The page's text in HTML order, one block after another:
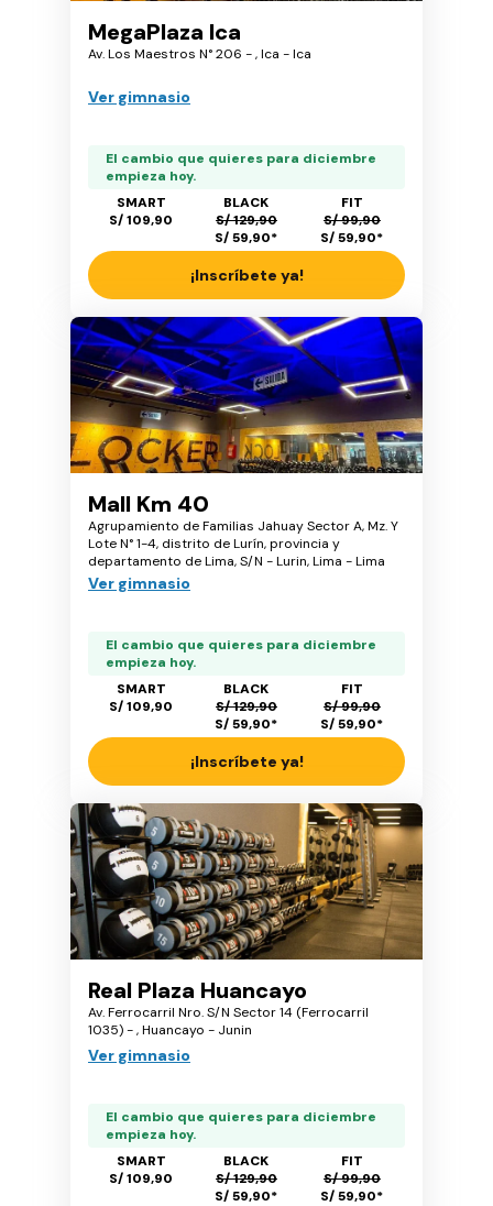
MegaPlaza Ica
Av. Los Maestros N° 206 - , Ica - Ica
Ver gimnasio
El cambio que quieres para diciembre
empieza hoy.
SMART
S/ 109,90
BLACK
S/ 129,90
S/ 59,90*
FIT
S/ 99,90
S/ 59,90*
¡Inscríbete ya!
Mall Km 40
Agrupamiento de Familias Jahuay Sector A, Mz. Y
Lote N° 1-4, distrito de Lurín, provincia y
departamento de Lima, S/N - Lurin, Lima - Lima
Ver gimnasio
El cambio que quieres para diciembre
empieza hoy.
SMART
S/ 109,90
BLACK
S/ 129,90
S/ 59,90*
FIT
S/ 99,90
S/ 59,90*
¡Inscríbete ya!
Real Plaza Huancayo
Av. Ferrocarril Nro. S/N Sector 14 (Ferrocarril
1035) - , Huancayo - Junin
Ver gimnasio
El cambio que quieres para diciembre
empieza hoy.
SMART
S/ 109,90
BLACK
S/ 129,90
S/ 59,90*
FIT
S/ 99,90
S/ 59,90*